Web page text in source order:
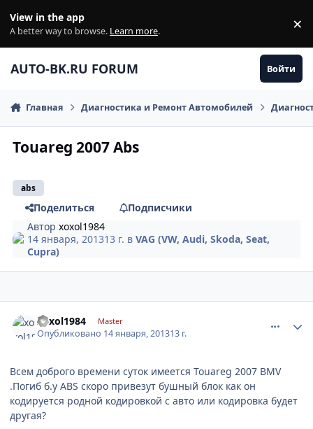
View in the app
A better way to browse. Learn more. ×
AUTO-BK.RU FORUM Войти
Главная Диагностика и Ремонт Автомобилей
Touareg 2007 Abs
abs
Поделиться
Подписчики
Авторxoxol1984
14 января, 201313 г. вVAG (VW, Audi, Skoda, Seat,
Cupra)
xoxol1984 Master
Опубликовано 14 января, 201313 г.
Всем доброго времени суток имеется Touareg 2007 BMV
.Погиб б.у ABS скоро привезут бушный блок как он
кодируется родной кодировкой с авто или кодировка будет
другая?